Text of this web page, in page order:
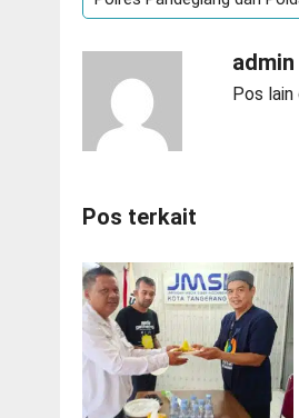
admin
Pos lain
Pos terkait